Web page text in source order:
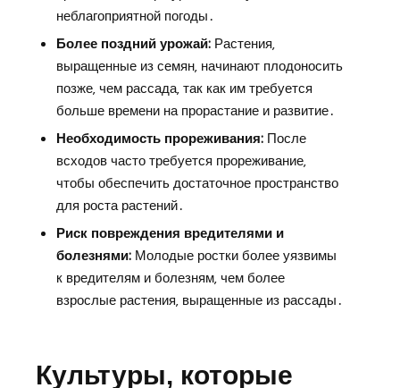
неблагоприятной погоды․
Более поздний урожай:Растения‚
выращенные из семян‚ начинают плодоносить
позже‚ чем рассада‚ так как им требуется
больше времени на прорастание и развитие․
Необходимость прореживания:После
всходов часто требуется прореживание‚
чтобы обеспечить достаточное пространство
для роста растений․
Риск повреждения вредителями и
болезнями:Молодые ростки более уязвимы
к вредителям и болезням‚ чем более
взрослые растения‚ выращенные из рассады․
Культуры‚ которые